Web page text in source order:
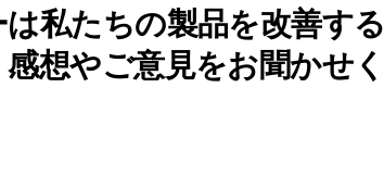
私たちの製品を改善する
想やご意見をお聞かせく